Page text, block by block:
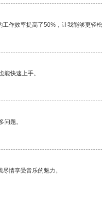
作效率提高了50%，让我能够更轻松
能快速上手。
问题。
情享受音乐的魅力。